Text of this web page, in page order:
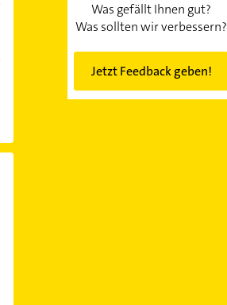
Was gefällt Ihnen gut?
Was sollten wir verbessern?
Jetzt Feedback geben!